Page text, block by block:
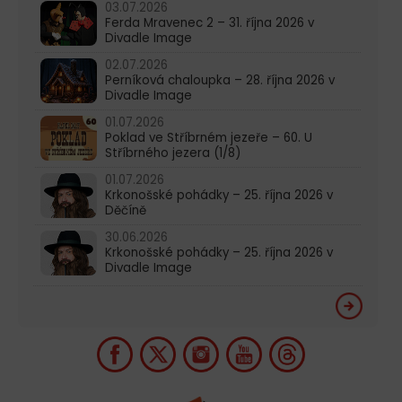
03.07.2026
Ferda Mravenec 2 – 31. října 2026 v
Divadle Image
02.07.2026
Perníková chaloupka – 28. října 2026 v
Divadle Image
01.07.2026
Poklad ve Stříbrném jezeře – 60. U
Stříbrného jezera (1/8)
01.07.2026
Krkonošské pohádky – 25. října 2026 v
Děčíně
30.06.2026
Krkonošské pohádky – 25. října 2026 v
Divadle Image